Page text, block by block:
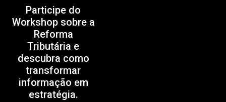
Participe do
Workshop sobre a
Reforma
Tributária e
descubra como
transformar
informação em
estratégia.